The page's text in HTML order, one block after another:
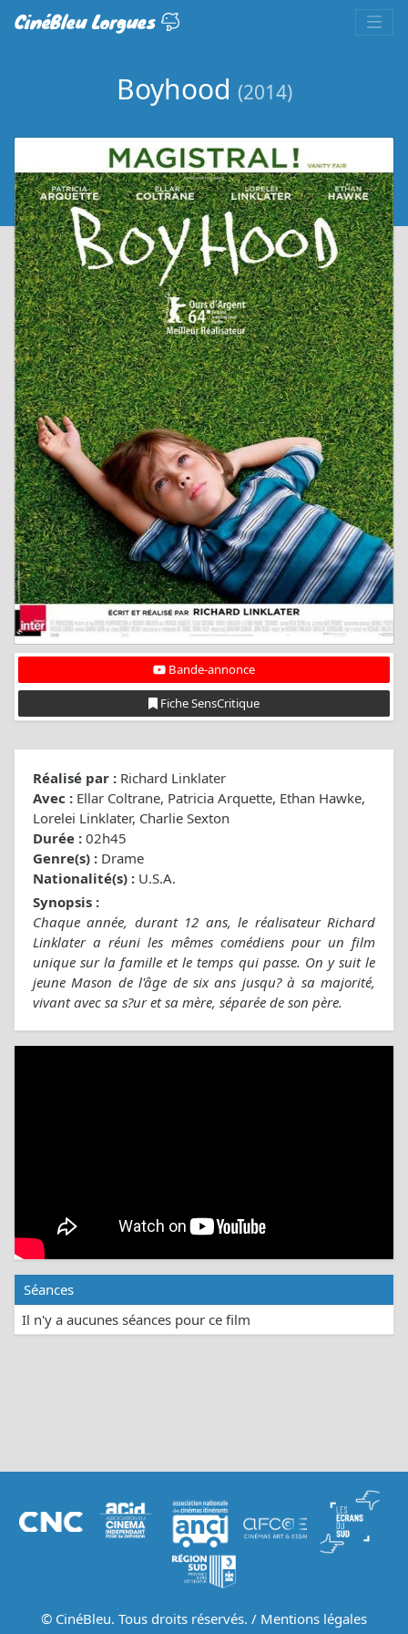
CinéBleu Lorgues
Boyhood (2014)
Bande-annonce
Fiche SensCritique
Réalisé par : Richard Linklater
Avec : Ellar Coltrane, Patricia Arquette, Ethan Hawke,
Lorelei Linklater, Charlie Sexton
Durée : 02h45
Genre(s) : Drame
Nationalité(s) : U.S.A.
Synopsis :
Chaque année, durant 12 ans, le réalisateur Richard
Linklater a réuni les mêmes comédiens pour un film
unique sur la famille et le temps qui passe. On y suit le
jeune Mason de l'âge de six ans jusqu? à sa majorité,
vivant avec sa s?ur et sa mère, séparée de son père.
Séances
Il n'y a aucunes séances pour ce film
© CinéBleu. Tous droits réservés. / Mentions légales